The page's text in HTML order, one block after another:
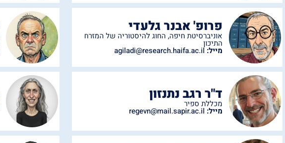
פרופ' אבנר גלעדי
אוניברסיטת חיפה, החוג להיסטוריה של המזרח
התיכון
מייל: agiladi@research.haifa.ac.il
ד"ר רגב נתנזון
מכללת ספיר
מייל: regevn@mail.sapir.ac.il